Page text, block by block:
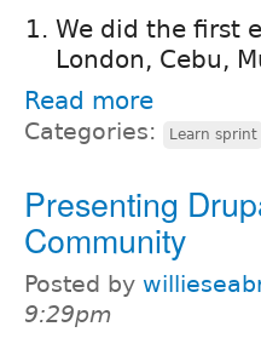
We did the first
London, Cebu,
Read more
Categories: Learn sprint
Presenting
Community
Posted by
9:29pm